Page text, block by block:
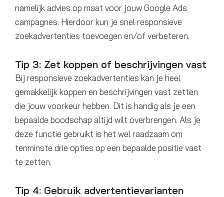
namelijk advies op maat voor jouw Google Ads
campagnes. Hierdoor kun je snel responsieve
zoekadvertenties toevoegen en/of verbeteren.
Tip 3: Zet koppen of beschrijvingen vast
Bij responsieve zoekadvertenties kan je heel
gemakkelijk koppen en beschrijvingen vast zetten
die jouw voorkeur hebben. Dit is handig als je een
bepaalde boodschap altijd wilt overbrengen. Als je
deze functie gebruikt is het wel raadzaam om
tenminste drie opties op een bepaalde positie vast
te zetten.
Tip 4: Gebruik advertentievarianten